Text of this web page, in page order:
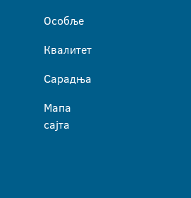
Особље
Квалитет
Сарадња
Мапа
сајта